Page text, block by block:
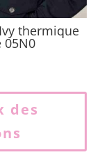
thermique
05N0
des